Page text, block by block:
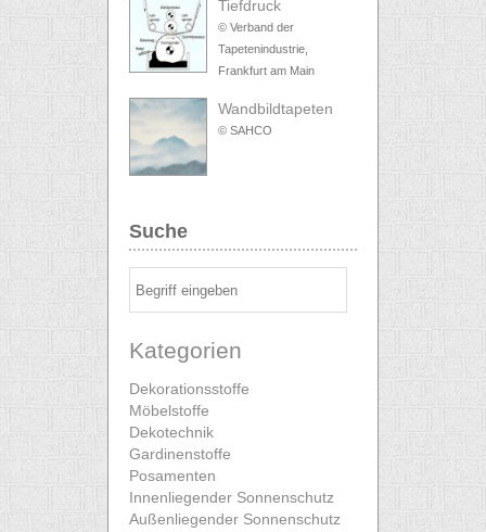
Tiefdruck
© Verband der
Tapetenindustrie,
Frankfurt am Main
Wandbildtapeten
© SAHCO
Suche
Kategorien
Dekorationsstoffe
Möbelstoffe
Dekotechnik
Gardinenstoffe
Posamenten
Innenliegender Sonnenschutz
Außenliegender Sonnenschutz